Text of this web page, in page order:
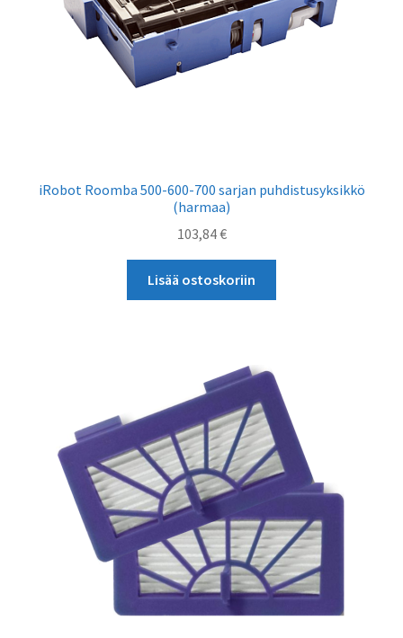
iRobot Roomba 500-600-700 sarjan puhdistusyksikkö
(harmaa)
103,84€
Lisää ostoskoriin